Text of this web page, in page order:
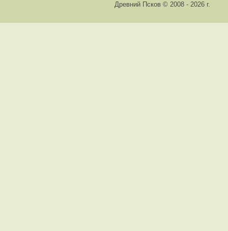
Древний Псков © 2008 - 2026 г.